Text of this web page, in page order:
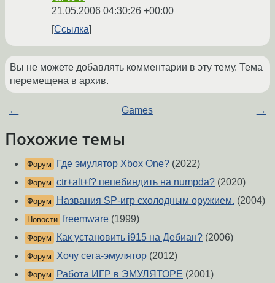
21.05.2006 04:30:26 +00:00
Ссылка
Вы не можете добавлять комментарии в эту тему. Тема
перемещена в архив.
← Games →
Похожие темы
Форум Где эмулятор Xbox One? (2022)
Форум ctr+alt+f? пепебиндить на numpda? (2020)
Форум Названия SP-игр cхолодным оружием. (2004)
Новости freemware (1999)
Форум Как установить i915 на Дебиан? (2006)
Форум Хочу сега-эмулятор (2012)
Форум Работа ИГР в ЭМУЛЯТОРЕ (2001)